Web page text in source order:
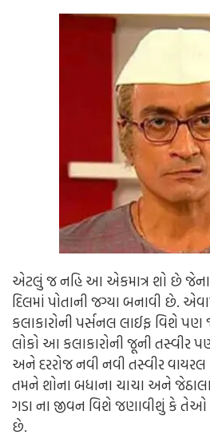
એટલું જ નહિ આ એકમાત્ર શો છે જેના
દિલમાં પોતાની જગ્યા બનાવી છે.
કલાકારોની પર્સનલ લાઈફ વિશે
લોકો આ કલાકારોની જૂની તસ્વીર
અને દરરોજ નવી નવી તસ્વીર
તમને શોના બધાના ચાચા અને
ગડા ના જીવન વિશે જણાવીશું કે તેઓ
છે.